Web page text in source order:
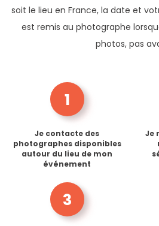
soit le lieu en France, la date et
est remis au photographe
photos, pas
1
Je contacte des
photographes disponibles
autour du lieu de mon
événement
Je
3